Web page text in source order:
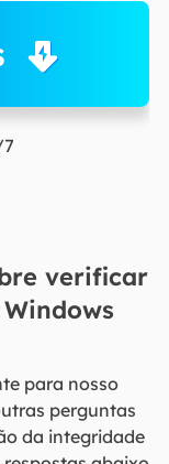
verificar
para nosso
perguntas
da integridade